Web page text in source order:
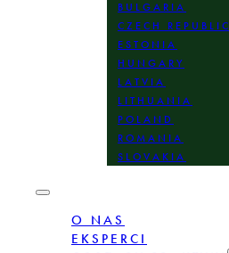
BULGARIA
CZECH REPUBLIC
ESTONIA
HUNGARY
LATVIA
LITHUANIA
POLAND
ROMANIA
SLOVAKIA
O NAS
EKSPERCI